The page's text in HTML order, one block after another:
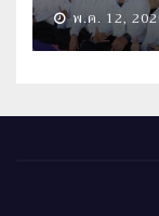
พ.ค. 12,